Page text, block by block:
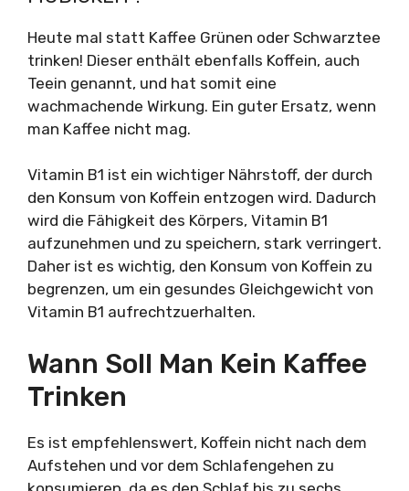
Heute mal statt Kaffee Grünen oder Schwarztee
trinken! Dieser enthält ebenfalls Koffein, auch
Teein genannt, und hat somit eine
wachmachende Wirkung. Ein guter Ersatz, wenn
man Kaffee nicht mag.
Vitamin B1 ist ein wichtiger Nährstoff, der durch
den Konsum von Koffein entzogen wird. Dadurch
wird die Fähigkeit des Körpers, Vitamin B1
aufzunehmen und zu speichern, stark verringert.
Daher ist es wichtig, den Konsum von Koffein zu
begrenzen, um ein gesundes Gleichgewicht von
Vitamin B1 aufrechtzuerhalten.
Wann Soll Man Kein Kaffee
Trinken
Es ist empfehlenswert, Koffein nicht nach dem
Aufstehen und vor dem Schlafengehen zu